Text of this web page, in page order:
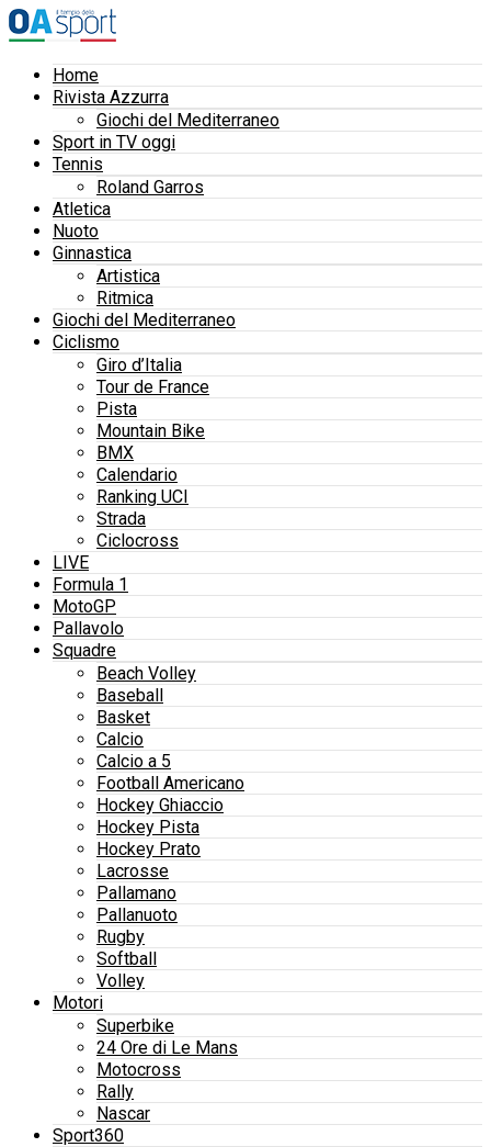
Home
Rivista Azzurra
Giochi del Mediterraneo
Sport in TV oggi
Tennis
Roland Garros
Atletica
Nuoto
Ginnastica
Artistica
Ritmica
Giochi del Mediterraneo
Ciclismo
Giro d’Italia
Tour de France
Pista
Mountain Bike
BMX
Calendario
Ranking UCI
Strada
Ciclocross
LIVE
Formula 1
MotoGP
Pallavolo
Squadre
Beach Volley
Baseball
Basket
Calcio
Calcio a 5
Football Americano
Hockey Ghiaccio
Hockey Pista
Hockey Prato
Lacrosse
Pallamano
Pallanuoto
Rugby
Softball
Volley
Motori
Superbike
24 Ore di Le Mans
Motocross
Rally
Nascar
Sport360